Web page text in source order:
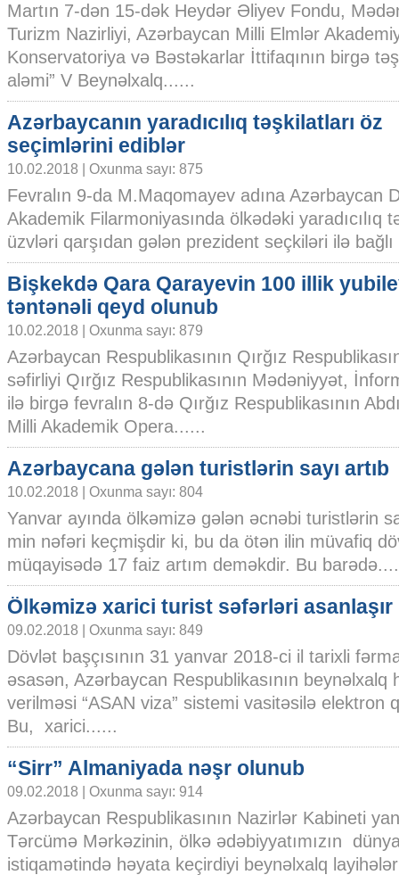
Martın 7-dən 15-dək Heydər Əliyev Fondu,
Turizm Nazirliyi, Azərbaycan Milli Elmlər
Konservatoriya və Bəstəkarlar İttifaqının birgə
aləmi” V Beynəlxalq......
Azərbaycanın yaradıcılıq təşkilatları öz
seçimlərini ediblər
10.02.2018 | Oxunma sayı: 875
Fevralın 9-da M.Maqomayev adına Azərbaycan
Akademik Filarmoniyasında ölkədəki yaradıcılıq
üzvləri qarşıdan gələn prezident seçkiləri ilə
Bişkekdə Qara Qarayevin 100 illik
təntənəli qeyd olunub
10.02.2018 | Oxunma sayı: 879
Azərbaycan Respublikasının Qırğız
səfirliyi Qırğız Respublikasının Mədəniyyət,
ilə birgə fevralın 8-də Qırğız Respublikasının
Milli Akademik Opera......
Azərbaycana gələn turistlərin sayı artıb
10.02.2018 | Oxunma sayı: 804
Yanvar ayında ölkəmizə gələn əcnəbi turistlərin
min nəfəri keçmişdir ki, bu da ötən ilin müvafiq
müqayisədə 17 faiz artım deməkdir. Bu
Ölkəmizə xarici turist səfərləri asanlaşır
09.02.2018 | Oxunma sayı: 849
Dövlət başçısının 31 yanvar 2018-ci il tarixli
əsasən, Azərbaycan Respublikasının beynəlxalq
verilməsi “ASAN viza” sistemi vasitəsilə elektron
Bu, xarici......
“Sirr” Almaniyada nəşr olunub
09.02.2018 | Oxunma sayı: 914
Azərbaycan Respublikasının Nazirlər Kabineti
Tərcümə Mərkəzinin, ölkə ədəbiyyatımızın
istiqamətində həyata keçirdiyi beynəlxalq